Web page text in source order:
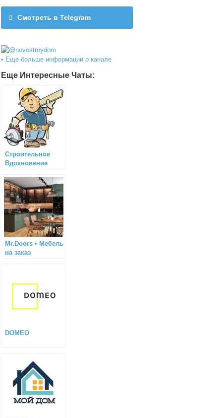
Смотреть в Telegram
• Еще больше информации о канале
Еще Интересные Чаты:
Строительное
Вдохновение
Mr.Doors • Мебель
на заказ
DOMEO